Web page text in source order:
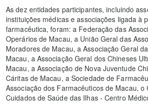
As dez entidades participantes, incluindo
instituições médicas e associações ligada à
farmacêutica, foram: a Federação das
Operários de Macau, a União Geral das
Moradores de Macau, a Associação Geral
Macau, a Associação Geral dos Chineses
Macau, a Associação de Nova Juventude
Cáritas de Macau, a Sociedade de
Associação dos Farmacêuticos de Macau, o
Cuidados de Saúde das Ilhas - Centro